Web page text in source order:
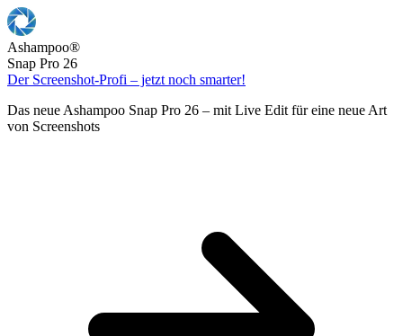
Ashampoo®
Snap Pro 26
Der Screenshot-Profi – jetzt noch smarter!
Das neue Ashampoo Snap Pro 26 – mit Live Edit für eine neue Art
von Screenshots